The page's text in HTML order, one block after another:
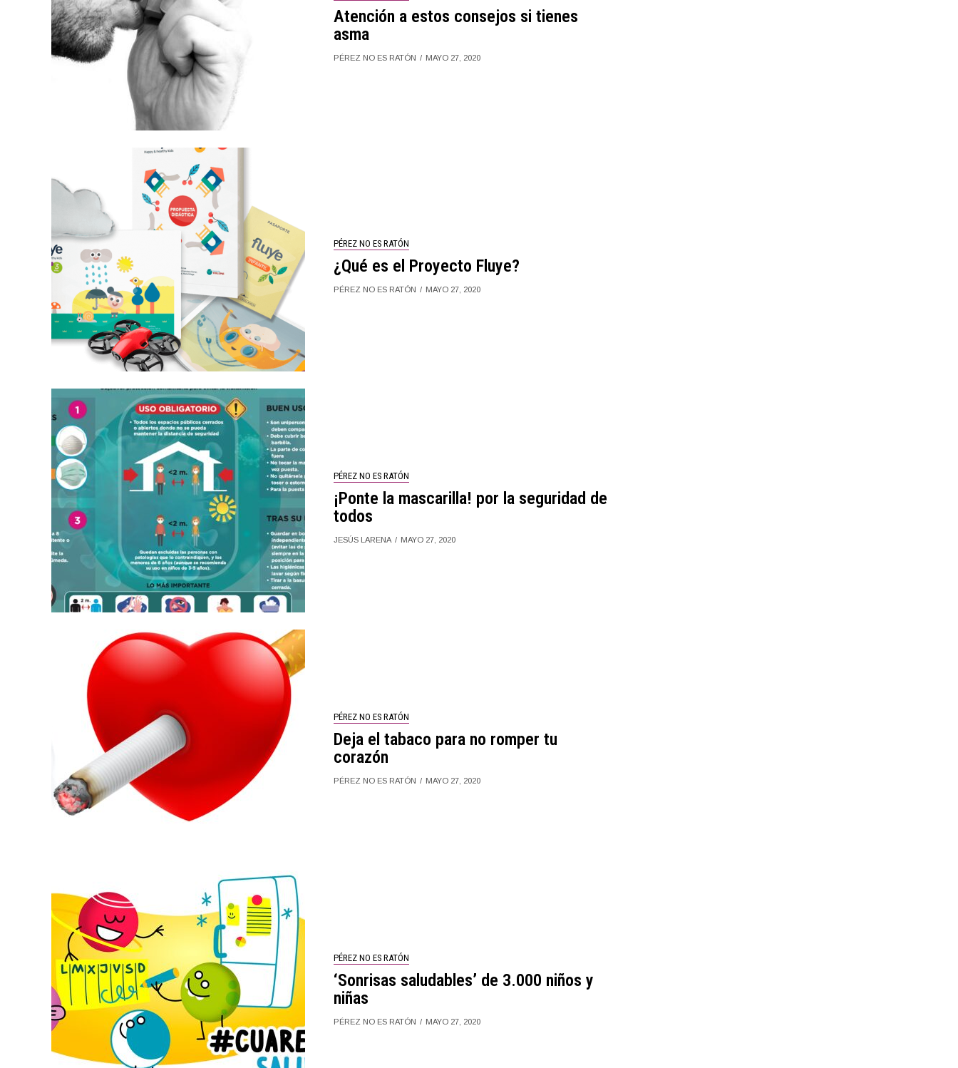
Atención a estos consejos si tienes
asma
PÉREZ NO ES RATÓN MAYO 27, 2020
PÉREZ NO ES RATÓN
¿Qué es el Proyecto Fluye?
PÉREZ NO ES RATÓN MAYO 27, 2020
PÉREZ NO ES RATÓN
¡Ponte la mascarilla! por la seguridad de
todos
JESÚS LARENA MAYO 27, 2020
PÉREZ NO ES RATÓN
Deja el tabaco para no romper tu
corazón
PÉREZ NO ES RATÓN MAYO 27, 2020
PÉREZ NO ES RATÓN
‘Sonrisas saludables’ de 3.000 niños y
niñas
PÉREZ NO ES RATÓN MAYO 27, 2020